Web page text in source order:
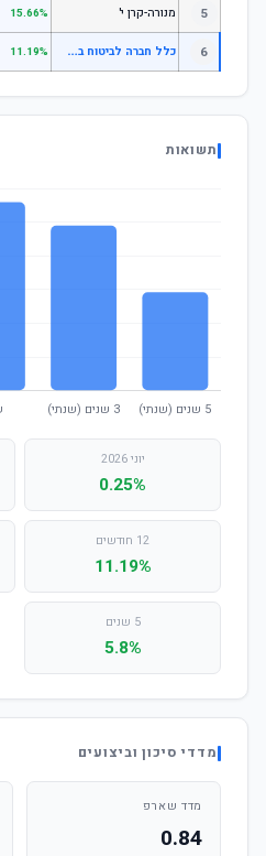
5 מנורה-קרן י' 15.66%
6 כ
לל חברה לביטוח בע"מ מסלול בסיסי למקבלי קצבה פוליסות לפני 2004 11.19%
תשואות
יוני 2026
0.25%
12 חודשים
11.19%
5 שנים
5.8%
מדדי סיכון וביצועים
מדד שארפ
0.84